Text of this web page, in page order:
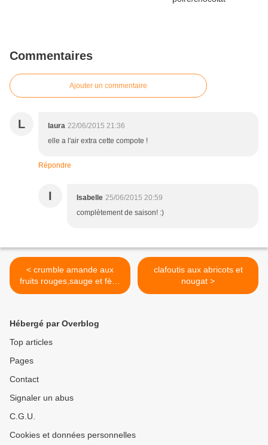
Commentaires
Ajouter un commentaire
L laura 22/06/2015 21:36
elle a l'air extra cette compote !
Répondre
I Isabelle 25/06/2015 20:59
complètement de saison! :)
< crumble amande aux
fruits rouges,sauge et fève
tonka
clafoutis aux abricots et
nougat >
Hébergé par Overblog
Top articles
Pages
Contact
Signaler un abus
C.G.U.
Cookies et données personnelles